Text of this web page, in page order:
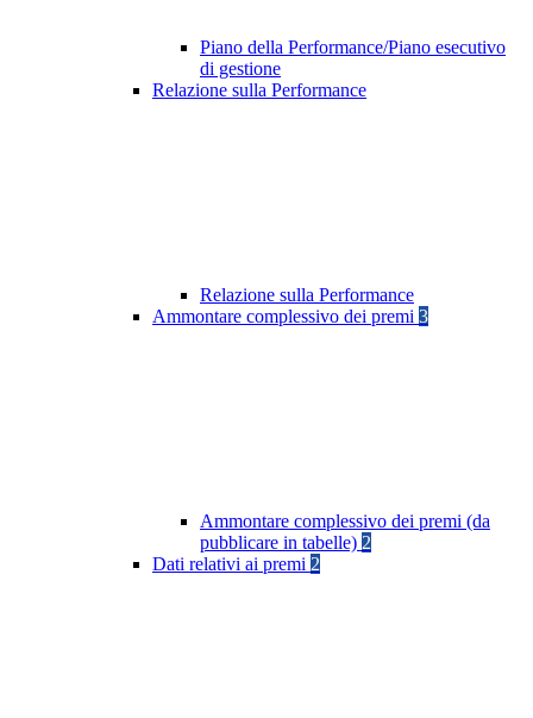
Piano della Performance/Piano esecutivo
di gestione
Relazione sulla Performance
Relazione sulla Performance
Ammontare complessivo dei premi 3
Ammontare complessivo dei premi (da
pubblicare in tabelle) 2
Dati relativi ai premi 2